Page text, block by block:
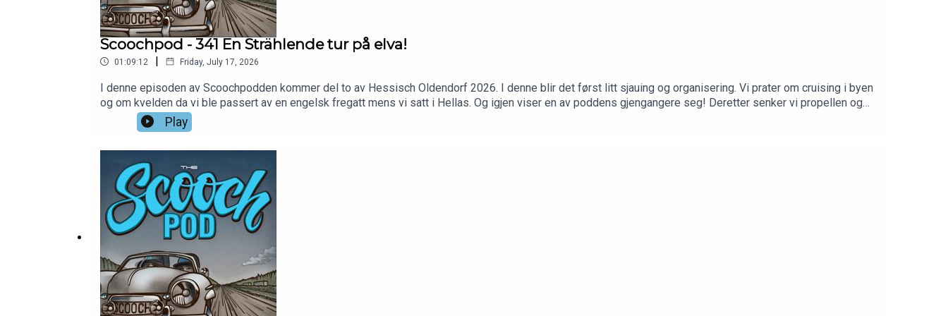
Scoochpod - 341 En Strählende tur på elva!
01:09:12 | Friday, July 17, 2026
I denne episoden av Scoochpodden kommer del to av Hessisch Oldendorf 2026. I denne blir det først litt sjauing og organisering. Vi prater om cruising i byen
og om kvelden da vi ble passert av en engelsk fregatt mens vi satt i Hellas. Og igjen viser en av poddens gjengangere seg! Deretter senker vi propellen og
legger ut på Weser. Drar man til sjøs, blir man fort voksen, men også tyske små-elver kan påvirke! Og gribbene ventet på sitt neste offer! Det blir
kjøreinntrykk og tips til førstereisende! Takk for turen!Bli patreon av Scoochpodden å få episodene reklamefrie: https://www.patreon.com/scoochpodFølg
Play